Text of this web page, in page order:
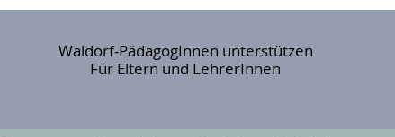
Waldorf-PädagogInnen unterstützen
Für Eltern und LehrerInnen